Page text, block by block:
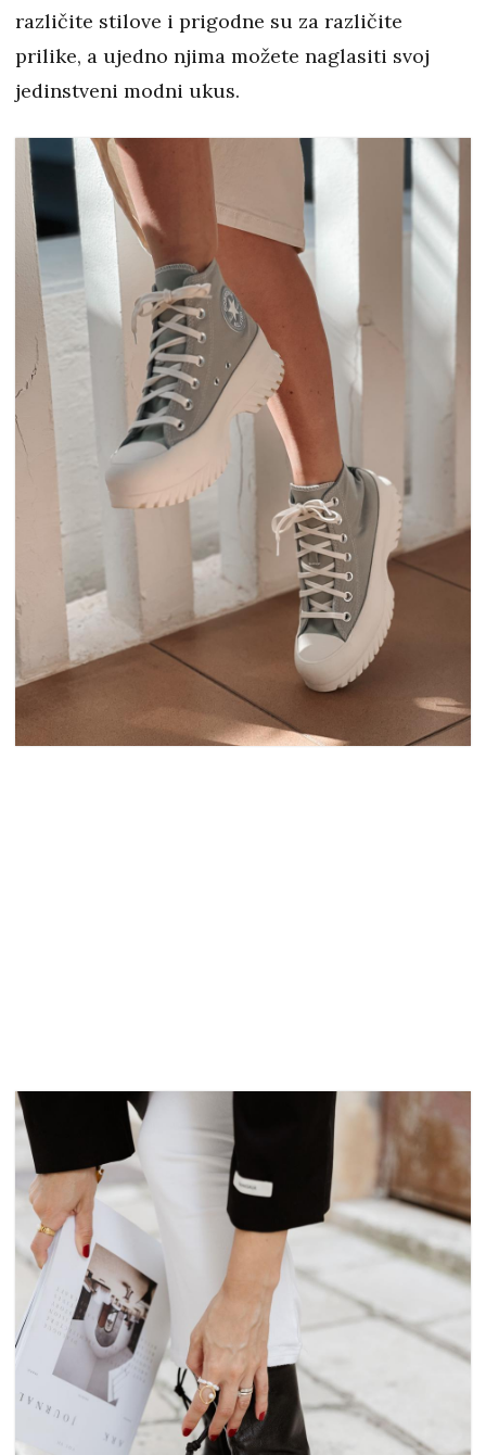
različite stilove i prigodne su za različite
prilike, a ujedno njima možete naglasiti svoj
jedinstveni modni ukus.